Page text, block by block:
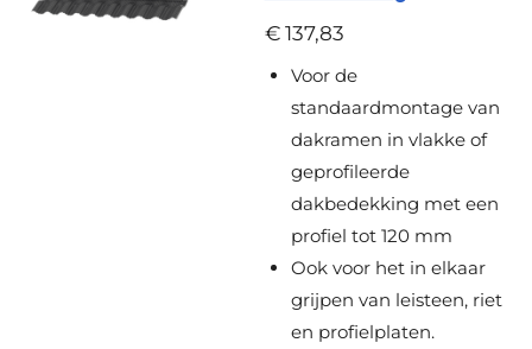
€ 137,83
Voor de
standaardmontage van
dakramen in vlakke of
geprofileerde
dakbedekking met een
profiel tot 120 mm
Ook voor het in elkaar
grijpen van leisteen, riet
en profielplaten.